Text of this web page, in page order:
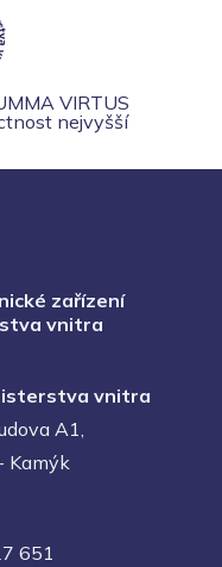
VIRTUS
nejvyšší
zařízení
vnitra
vnitra
A1,
Kamýk
651